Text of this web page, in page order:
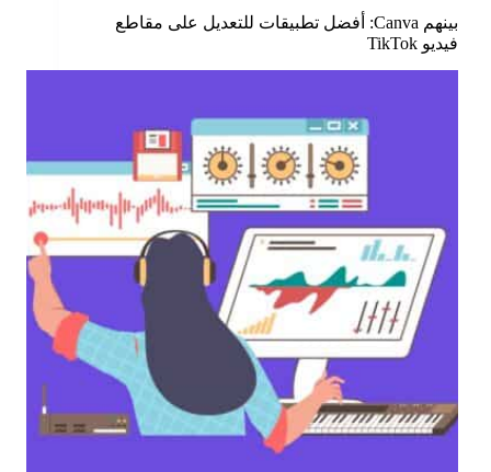
بينهم Canva: أفضل تطبيقات للتعديل على مقاطع
فيديو TikTok